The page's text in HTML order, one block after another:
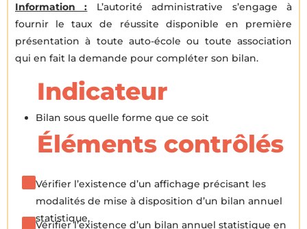
Information : L’autorité administrative s’engage à
fournir le taux de réussite disponible en première
présentation à toute auto-école ou toute association
qui en fait la demande pour compléter son bilan.
Indicateur
Bilan sous quelle forme que ce soit
Éléments contrôlés
Vérifier l’existence d’un affichage précisant les
modalités de mise à disposition d’un bilan annuel
statistique,
Vérifier l’existence d’un bilan annuel statistique en